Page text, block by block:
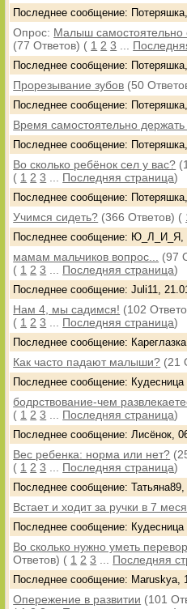
Последнее сообщение:
Опрос: Малыш самостоятельно
(77 Ответов) ( 1 2 3
Последнее сообщение:
Прорезывание зубов (50
Последнее сообщение:
Время самостоятельно держать
Последнее сообщение:
Во сколько ребёнок сел у вас?
( 1 2 3 Последняя страница)
Последнее сообщение:
Учимся сидеть? (366 Ответов) (
Последнее сообщение: Ю_Л_И_Я,
мамам мальчиков вопрос...
(97
( 1 2 3 Последняя страница)
Последнее сообщение: Juli11,
Нам 4, мы садимся! (102
( 1 2 3 Последняя страница)
Последнее сообщение:
Как часто падают малыши? (21
Последнее сообщение:
бодрствование-чем
( 1 2 3 Последняя страница)
Последнее сообщение: Лисёнок,
Вес ребенка: норма или нет?
( 1 2 3 Последняя страница)
Последнее сообщение:
Встает и ходит за ручки в 7
Последнее сообщение:
Во сколько нужно уметь
Ответов) ( 1 2 3 Последняя
Последнее сообщение: Maruskya,
Опережение в развитии (101